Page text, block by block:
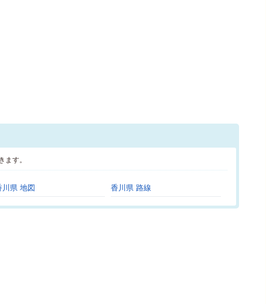
ます。
川県 地図 香川県 路線